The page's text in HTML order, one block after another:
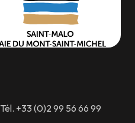
Tél. +33 (0)2 99 56 66 99